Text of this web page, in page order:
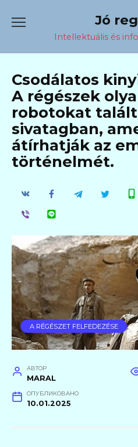
содержанию
Jó
Intellektuális és
Csodálatos
A régészek
robotokat
sivatagban,
átírhatják az
történelmét.
A RÉGÉSZET FELFEDEZÉSE
АВТОР
MARAL
ОПУБЛИКОВАНО
10.01.2025